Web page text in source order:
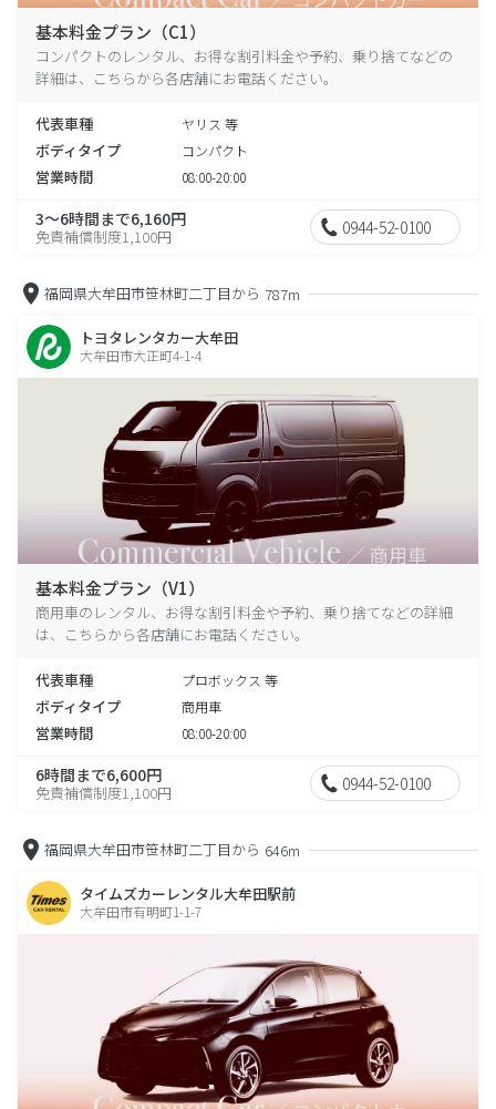
基本料金プラン（C1）
コンパクトのレンタル、お得な割引料金や予約、乗り捨てなどの
詳細は、こちらから各店舗にお電話ください。
代表車種 ヤリス 等
ボディタイプ コンパクト
営業時間 08:00-20:00
3～6時間まで6,160円
免責補償制度1,100円 0944-52-0100
福岡県大牟田市笹林町二丁目から 787m
トヨタレンタカー大牟田
大牟田市大正町4-1-4
基本料金プラン（V1）
商用車のレンタル、お得な割引料金や予約、乗り捨てなどの詳細
は、こちらから各店舗にお電話ください。
代表車種 プロボックス 等
ボディタイプ 商用車
営業時間 08:00-20:00
6時間まで6,600円
免責補償制度1,100円 0944-52-0100
福岡県大牟田市笹林町二丁目から 646m
タイムズカーレンタル大牟田駅前
大牟田市有明町1-1-7